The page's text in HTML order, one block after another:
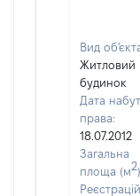
Вид
Житловий
будинок
Дата
права:
18.07.2012
Загальна
площа (м2